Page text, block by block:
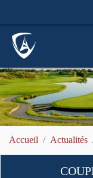
Accueil Actualités